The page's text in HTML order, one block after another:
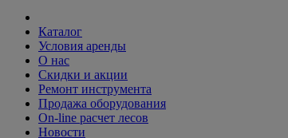
Каталог
Условия аренды
О нас
Скидки и акции
Ремонт инструмента
Продажа оборудования
On-line расчет лесов
Новости